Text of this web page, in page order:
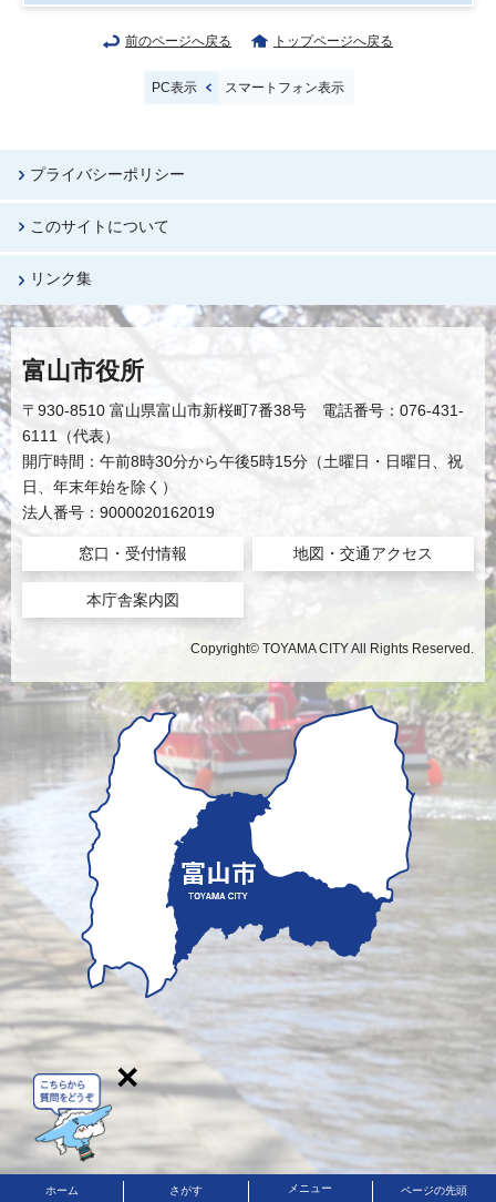
前のページへ戻る トップページへ戻る
PC表示 スマートフォン表示
ホーム さがす メニュー ページの先頭
プライバシーポリシー
このサイトについて
リンク集
富山市役所
〒930-8510 富山県富山市新桜町7番38号 電話番号：076-431-
6111（代表）
開庁時間：午前8時30分から午後5時15分（土曜日・日曜日、祝
日、年末年始を除く）
法人番号：9000020162019
窓口・受付情報 地図・交通アクセス
本庁舎案内図
Copyright© TOYAMA CITY All Rights Reserved.
×